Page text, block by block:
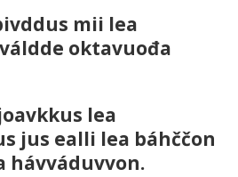
n
s
u
mii lea
oktavuođa
lea
jus ealli lea báhččon
hávváduvvon.